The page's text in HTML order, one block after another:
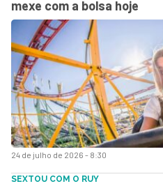
24 de julho de 2026 - 8:30
mexe com a bolsa hoje
SEXTOU COM O RUY